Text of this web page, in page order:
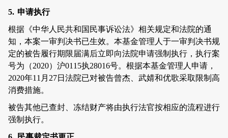
5. 申请执行
根据《中华人民共和国民事诉讼法》相关规定和法院的通
知，本案一审判决书已生效。本基金管理人于一审判决书规
定的被告履行期限届满后立即向法院申请强制执行，执行案
号为（2020）沪0115执 28016号。根据本基金管理人申请，
2020年11 月 27日法院已对被告曾杰、武婧和优歌采取限制高
消费措施。
被告其他已查封、冻结财产将由执行法官按相应的流程进行
强制执行。